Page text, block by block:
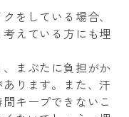
をしている場合、
えている方にも埋
まぶたに負担がか
ります。また、汗
キープできないこ